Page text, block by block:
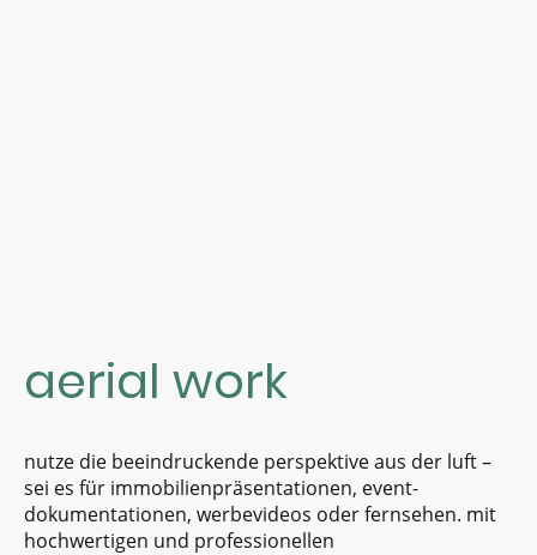
aerial work
nutze die beeindruckende perspektive aus der luft –
sei es für immobilienpräsentationen, event-
dokumentationen, werbevideos oder fernsehen. mit
hochwertigen und professionellen